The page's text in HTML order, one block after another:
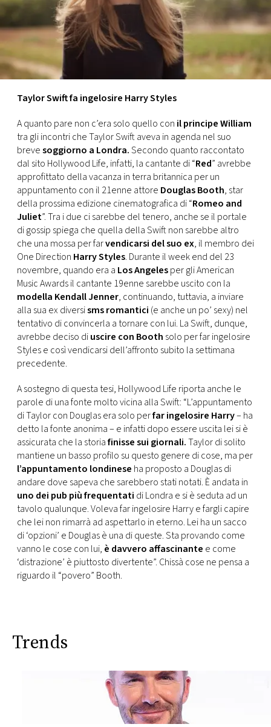
EVENTI
VIDEO
TV
PRINCIPATO
DI
MONACO
RMC
CONSIGLIA
Taylor Swift fa ingelosire Harry Styles
A quanto pare non c’era solo quello con il principe William
tra gli incontri che Taylor Swift aveva in agenda nel suo
brevesoggiorno a Londra.Secondo quanto raccontato
dal sito Hollywood Life, infatti, la cantante di “Red” avrebbe
approfittato della vacanza in terra britannica per un
appuntamento con il 21enne attore Douglas Booth, star
della prossima edizione cinematografica di “Romeo and
Juliet”. Tra i due ci sarebbe del tenero, anche se il portale
di gossip spiega che quella della Swift non sarebbe altro
che una mossa per farvendicarsi del suo ex, il membro dei
One Direction Harry Styles. Durante il week end del 23
novembre, quando era a Los Angelesper gli American
Music Awards il cantante 19enne sarebbe uscito con la
modella Kendall Jenner, continuando, tuttavia, a inviare
alla sua ex diversisms romantici (e anche un po’ sexy) nel
tentativo di convincerla a tornare con lui. La Swift, dunque,
avrebbe deciso diuscire con Booth solo per far ingelosire
Styles e così vendicarsi dell’affronto subito la settimana
precedente.
A sostegno di questa tesi, Hollywood Life riporta anche le
parole di una fonte molto vicina alla Swift: “L’appuntamento
di Taylor con Douglas era solo perfar ingelosire Harry– ha
detto la fonte anonima – e infatti dopo essere uscita lei si è
assicurata che la storiafinisse sui giornali.Taylor di solito
mantiene un basso profilo su questo genere di cose, ma per
l’appuntamento londinese ha proposto a Douglas di
andare dove sapeva che sarebbero stati notati. È andata in
uno dei pub più frequentati di Londra e si è seduta ad un
tavolo qualunque. Voleva far ingelosire Harry e fargli capire
che lei non rimarrà ad aspettarlo in eterno. Lei ha un sacco
di ‘opzioni’ e Douglas è una di queste. Sta provando come
vanno le cose con lui, è davvero affascinante e come
‘distrazione’ è piuttosto divertente”. Chissà cose ne pensa a
riguardo il “povero” Booth.
Trends